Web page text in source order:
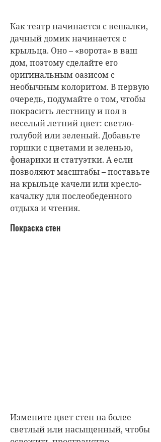
Как театр начинается с вешалки,
дачный домик начинается с
крыльца. Оно – «ворота» в ваш
дом, поэтому сделайте его
оригинальным оазисом с
необычным колоритом. В первую
очередь, подумайте о том, чтобы
покрасить лестницу и пол в
веселый летний цвет: светло-
голубой или зеленый. Добавьте
горшки с цветами и зеленью,
фонарики и статуэтки. А если
позволяют масштабы – поставьте
на крыльце качели или кресло-
качалку для послеобеденного
отдыха и чтения.
Покраска стен
Измените цвет стен на более
светлый или насыщенный, чтобы